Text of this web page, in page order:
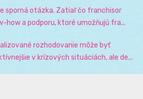
sporná otázka. Zatiaľ čo franchisor
how a podporu, ktoré umožňujú fra...
rozhodovanie môže byť
v krízových situáciách, ale de...